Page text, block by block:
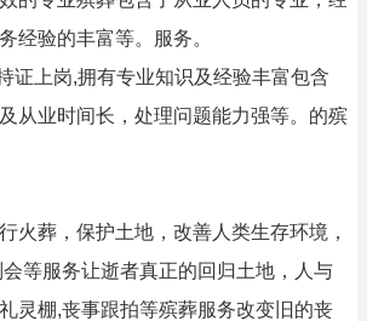
经验的丰富等。服务。
证上岗,拥有专业知识及经验丰富包含
从业时间长，处理问题能力强等。的殡
火葬，保护土地，改善人类生存环境，
等服务让逝者真正的回归土地，人与
灵棚,丧事跟拍等殡葬服务改变旧的丧